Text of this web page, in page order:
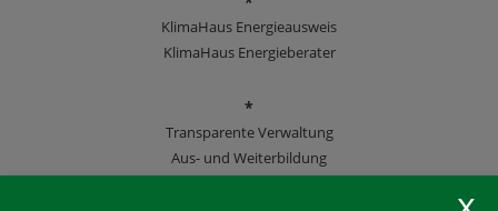
KlimaHaus Energieausweis
KlimaHaus Energieberater
*
Transparente Verwaltung
Aus- und Weiterbildung